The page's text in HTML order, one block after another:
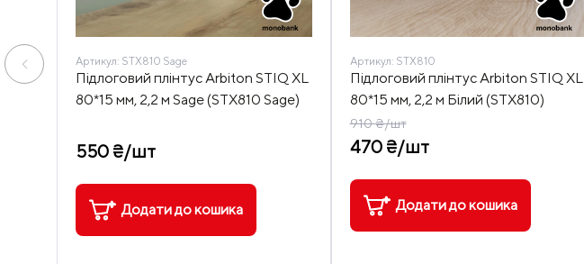
Артикул: STX810 Sage
Підлоговий плінтус Arbiton STIQ XL
80*15 мм, 2,2 м Sage (STX810 Sage)
550 ₴/шт
Додати до кошика
Артикул: STX810
Підлоговий плінтус Arbiton STIQ XL
80*15 мм, 2,2 м Білий (STX810)
910 ₴/шт
470 ₴/шт
Додати до кошика